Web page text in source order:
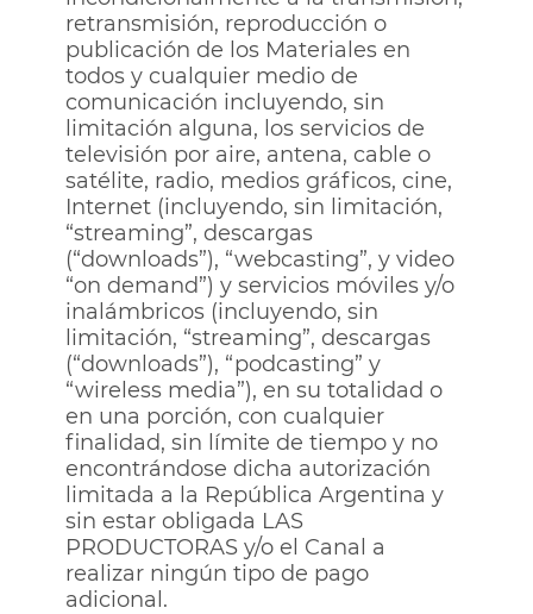
retransmisión, reproducción o
publicación de los Materiales en
todos y cualquier medio de
comunicación incluyendo, sin
limitación alguna, los servicios de
televisión por aire, antena, cable o
satélite, radio, medios gráficos, cine,
Internet (incluyendo, sin limitación,
“streaming”, descargas
(“downloads”), “webcasting”, y video
“on demand”) y servicios móviles y/o
inalámbricos (incluyendo, sin
limitación, “streaming”, descargas
(“downloads”), “podcasting” y
“wireless media”), en su totalidad o
en una porción, con cualquier
finalidad, sin límite de tiempo y no
encontrándose dicha autorización
limitada a la República Argentina y
sin estar obligada LAS
PRODUCTORAS y/o el Canal a
realizar ningún tipo de pago
adicional.